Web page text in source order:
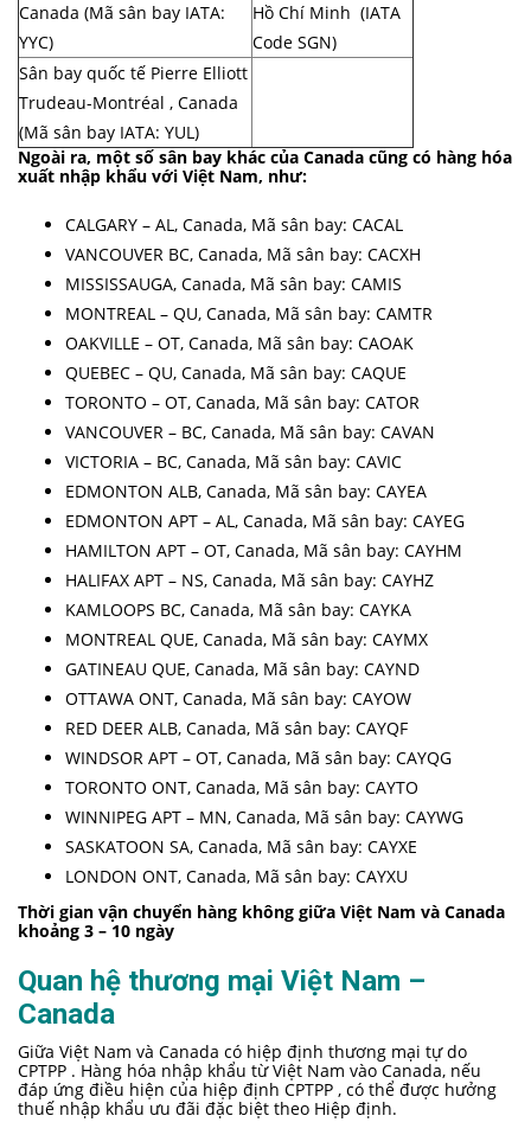
Canada (Mã sân bay IATA:
YYC)
Hồ Chí Minh (IATA
Code SGN)
Sân bay quốc tế Pierre Elliott
Trudeau-Montréal , Canada
(Mã sân bay IATA: YUL)
Ngoài ra, một số sân bay khác của Canada cũng có hàng hóa
xuất nhập khẩu với Việt Nam, như:
CALGARY – AL, Canada, Mã sân bay: CACAL
VANCOUVER BC, Canada, Mã sân bay: CACXH
MISSISSAUGA, Canada, Mã sân bay: CAMIS
MONTREAL – QU, Canada, Mã sân bay: CAMTR
OAKVILLE – OT, Canada, Mã sân bay: CAOAK
QUEBEC – QU, Canada, Mã sân bay: CAQUE
TORONTO – OT, Canada, Mã sân bay: CATOR
VANCOUVER – BC, Canada, Mã sân bay: CAVAN
VICTORIA – BC, Canada, Mã sân bay: CAVIC
EDMONTON ALB, Canada, Mã sân bay: CAYEA
EDMONTON APT – AL, Canada, Mã sân bay: CAYEG
HAMILTON APT – OT, Canada, Mã sân bay: CAYHM
HALIFAX APT – NS, Canada, Mã sân bay: CAYHZ
KAMLOOPS BC, Canada, Mã sân bay: CAYKA
MONTREAL QUE, Canada, Mã sân bay: CAYMX
GATINEAU QUE, Canada, Mã sân bay: CAYND
OTTAWA ONT, Canada, Mã sân bay: CAYOW
RED DEER ALB, Canada, Mã sân bay: CAYQF
WINDSOR APT – OT, Canada, Mã sân bay: CAYQG
TORONTO ONT, Canada, Mã sân bay: CAYTO
WINNIPEG APT – MN, Canada, Mã sân bay: CAYWG
SASKATOON SA, Canada, Mã sân bay: CAYXE
LONDON ONT, Canada, Mã sân bay: CAYXU
Thời gian vận chuyển hàng không giữa Việt Nam và Canada
khoảng 3 – 10 ngày
Quan hệ thương mại Việt Nam –
Canada
Giữa Việt Nam và Canada có hiệp định thương mại tự do
CPTPP . Hàng hóa nhập khẩu từ Việt Nam vào Canada, nếu
đáp ứng điều hiện của hiệp định CPTPP , có thể được hưởng
thuế nhập khẩu ưu đãi đặc biệt theo Hiệp định.